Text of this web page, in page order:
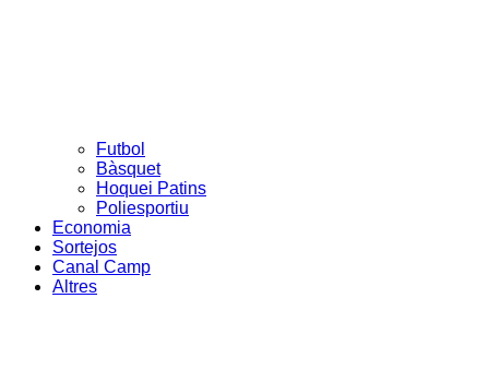
Futbol
Bàsquet
Hoquei Patins
Poliesportiu
Economia
Sortejos
Canal Camp
Altres